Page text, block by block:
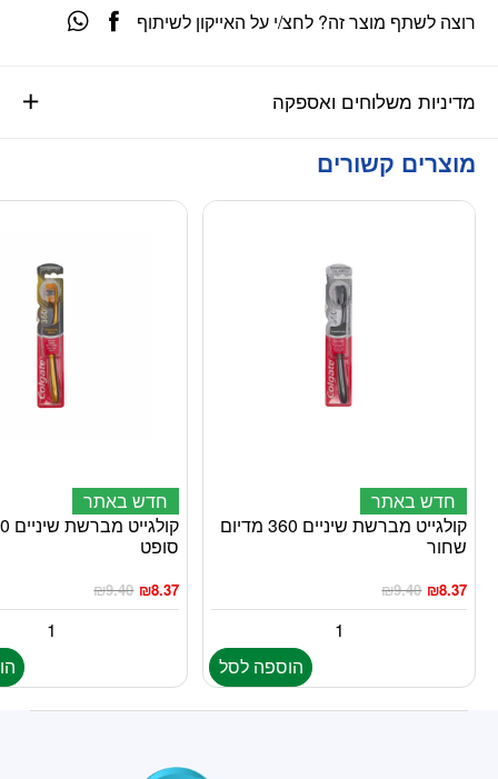
מדיניות משלוחים ואספקה
רוצה לשתף מוצר זה? לחצ/י על האייקון לשיתוף
מוצרים קשורים
חדש באתר
קולגייט מברשת שיניים 360 מדיום
שחור
₪9.40 ₪8.37
הוספה לסל
חדש באתר
סופט
₪9.40 ₪8.37